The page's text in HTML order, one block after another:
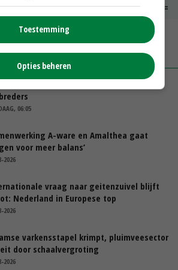
€ 6,05 € 0,00
MEER MARKTPRIJZEN
06:05
A-ware en Amalthea gaat
voor meer balans’
2026
vraag naar geitenzuivel blijft
Nederland in Europese top
2026
varkensstapel krimpt, pluimveesector
door schaalvergroting
2026
Toestemming
Opties beheren